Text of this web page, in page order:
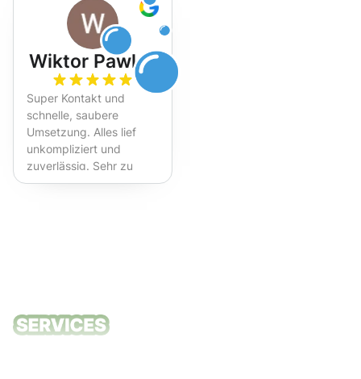
Wiktor Pawlak
Super Kontakt und
schnelle, saubere
Umsetzung. Alles lief
unkompliziert und
zuverlässig. Sehr zu
empfehlen!